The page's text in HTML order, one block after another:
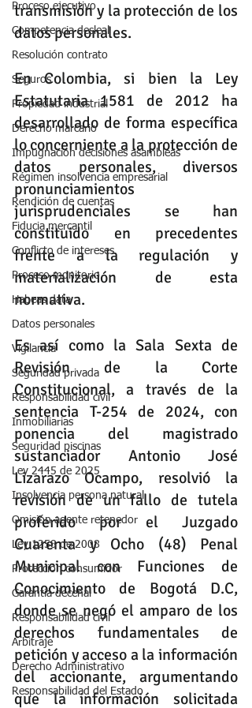
Proceso ejecutivo
Competencia desleal
Resolución contrato
Seguros
Propiedad industrial
Derecho marcario
Impugnación decisiones asambleas
Régimen insolvencia empresarial
Rendición de cuentas
Fiducia mercantil
Conflicto de intereses
Proceso monitorio
Habeas data
Datos personales
Vigilancia
Seguridad privada
Responsabilidad civil
Inmobiliarias
Seguridad piscinas
Ley 2445 de 2025
Insolvencia persona natural
Omisión agente retenedor
Ley 1258 de 2008
Protección consumidor
Garantia decenal
Responsabilidad civil
Arbitraje
Derecho Administrativo
Responsabilidad del Estado
transmisión y la protección de los
datos personales.
En Colombia, si bien la Ley
Estatutaria 1581 de 2012 ha
desarrollado de forma específica
lo concerniente a la protección de
datos personales, diversos
pronunciamientos
jurisprudenciales se han
constituido en precedentes
frente a la regulación y
materialización de esta
normativa.
Es así como la Sala Sexta de
Revisión de la Corte
Constitucional, a través de la
sentencia T-254 de 2024, con
ponencia del magistrado
sustanciador Antonio José
Lizarazo Ocampo, resolvió la
revisión de un fallo de tutela
proferido por el Juzgado
Cuarenta y Ocho (48) Penal
Municipal con Funciones de
Conocimiento de Bogotá D.C,
donde se negó el amparo de los
derechos fundamentales de
petición y acceso a la información
del accionante, argumentando
que la información solicitada